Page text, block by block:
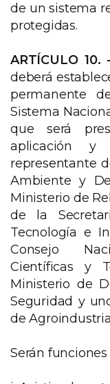
de un sistema
protegidas.
ARTÍCULO
deberá
permanente
Sistema
que será
aplicación y
representante
Ambiente y
Ministerio de
de la
Tecnología e
Consejo
Científicas y
Ministerio de
Seguridad y
de
Serán